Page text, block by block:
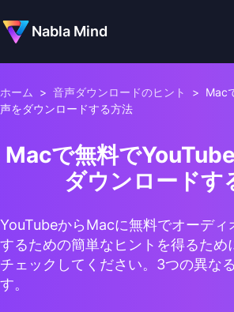
Nabla Mind
ホーム > 音声ダウンロードのヒント > Mac
声をダウンロードする方法
Macで無料で
ダウンロードす
YouTubeからMacに無料でオーディ
するための簡単なヒントを得るため
チェックしてください。3つの異な
す。